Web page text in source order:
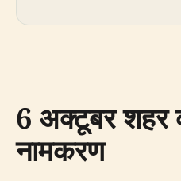
6 अक्टूबर शहर
नामकरण